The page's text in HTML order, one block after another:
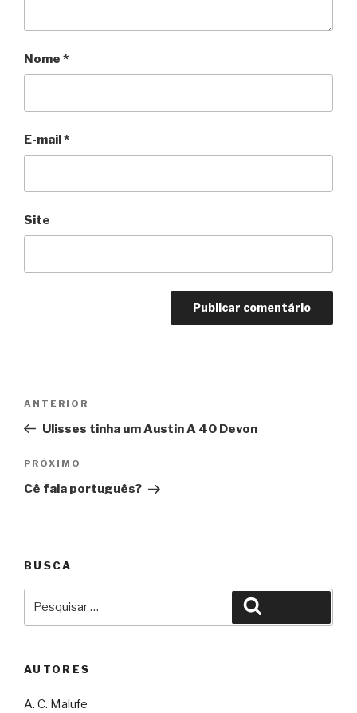
Nome *
E-mail*
Site
Post
Anterior
ANTERIOR
Ulisses tinha um Austin A 40 Devon
Próximo
PRÓXIMO
Cê fala português?
BUSCA
AUTORES
A. C. Malufe